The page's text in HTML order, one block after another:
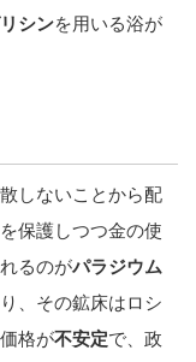
シンを用いる浴が
しないことから配
保護しつつ金の使
るのがパラジウム
、その鉱床はロシ
格が不安定で、政